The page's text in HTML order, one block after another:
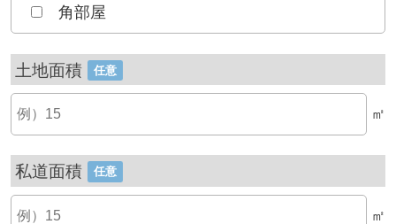
角部屋
土地面積 任意
㎡
私道面積 任意
㎡